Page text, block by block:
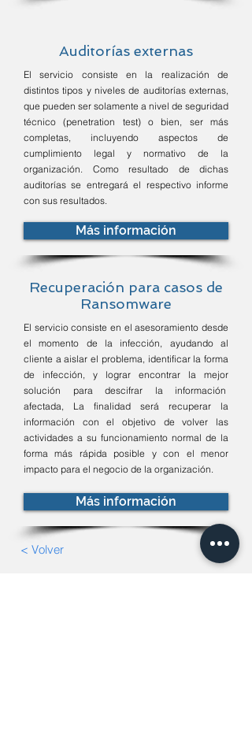
Auditorías externas
El servicio consiste en la realización de
distintos tipos y niveles de auditorías externas,
que pueden ser solamente a nivel de seguridad
técnico (penetration test) o bien, ser más
completas, incluyendo aspectos de
cumplimiento legal y normativo de la
organización. Como resultado de dichas
auditorías se entregará el respectivo informe
con sus resultados.
Más información
Recuperación para casos de
Ransomware
El servicio consiste en el asesoramiento desde
el momento de la infección, ayudando al
cliente a aislar el problema, identificar la forma
de infección, y lograr encontrar la mejor
solución para descifrar la información
afectada, La finalidad será recuperar la
información con el objetivo de volver las
actividades a su funcionamiento normal de la
forma más rápida posible y con el menor
impacto para el negocio de la organización.
Más información
< Volver